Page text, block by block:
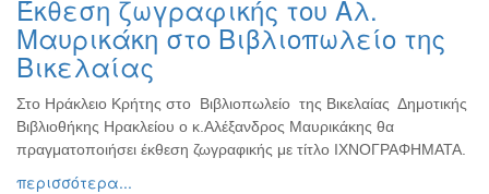
Ζωγραφική
Φωτογραφία
Τραγούδι
Μουσική
Κινηματογράφος
Χορός
Έκθεση ζωγραφικής του Αλ.
Μαυρικάκη στο Βιβλιοπωλείο της
Βικελαίας
Στο Ηράκλειο Κρήτης στο Βιβλιοπωλείο της Βικελαίας Δημοτικής
Βιβλιοθήκης Ηρακλείου ο κ.Αλέξανδρος Μαυρικάκης θα
πραγματοποιήσει έκθεση ζωγραφικής με τίτλο ΙΧΝΟΓΡΑΦΗΜΑΤΑ.
περισσότερα...